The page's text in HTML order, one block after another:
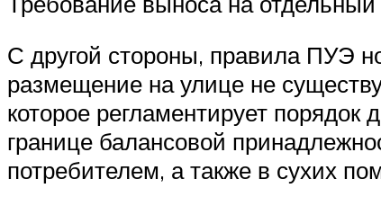
С другой стороны, правила ПУЭ
размещение на улице не
которое регламентирует порядок
границе балансовой
потребителем, а также в сухих